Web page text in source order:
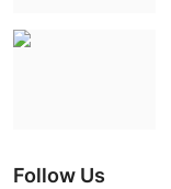
Follow Us